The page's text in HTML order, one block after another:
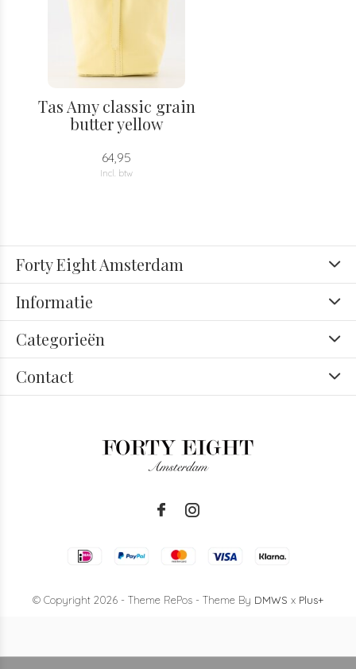
Tas Amy classic grain
butter yellow
64,95
Incl. btw
Forty Eight Amsterdam
Informatie
Categorieën
Contact
© Copyright 2026 - Theme RePos - Theme By DMWS x Plus+